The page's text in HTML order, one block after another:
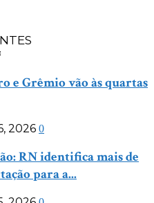
e Grêmio vão às quartas
2026 0
RN identifica mais de
para a...